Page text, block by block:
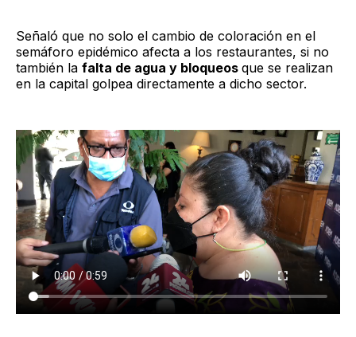
Señaló que no solo el cambio de coloración en el
semáforo epidémico afecta a los restaurantes, si no
también la falta de agua y bloqueos que se realizan
en la capital golpea directamente a dicho sector.